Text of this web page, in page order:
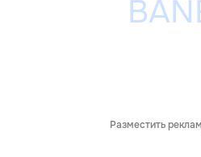
Разместить